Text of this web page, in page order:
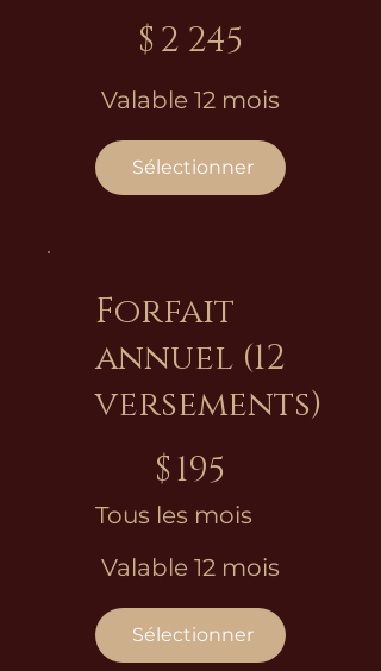
$ 2 245
Valable 12 mois
Sélectionner
Forfait
annuel (12
versements)
$195
Tous les mois
Valable 12 mois
Sélectionner